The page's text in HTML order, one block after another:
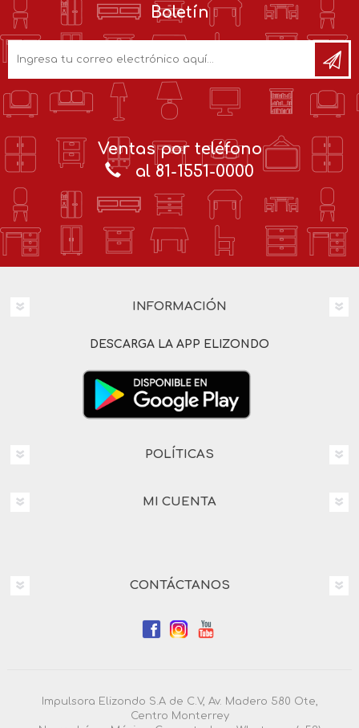
Boletín
Ventas por teléfono
al 81-1551-0000
INFORMACIÓN
DESCARGA LA APP ELIZONDO
POLÍTICAS
MI CUENTA
CONTÁCTANOS
Impulsora Elizondo S.A de C.V, Av. Madero 580 Ote,
Centro Monterrey